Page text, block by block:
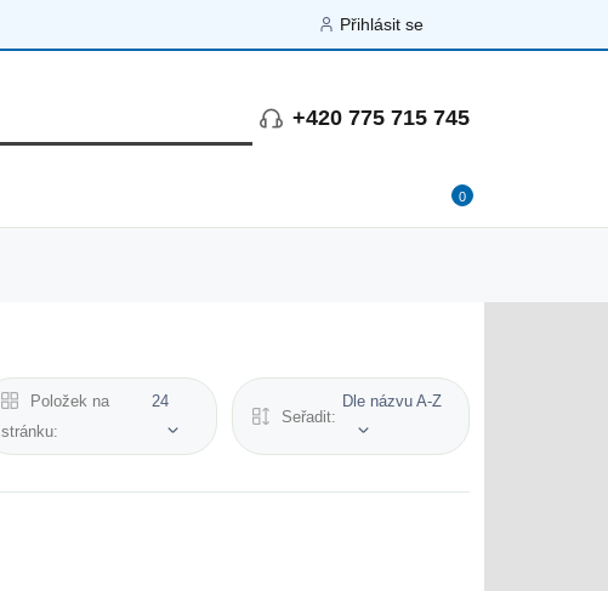
Přihlásit se
+420 775 715 745
0
Položek na
stránku:
24
Seřadit:
Dle názvu A-Z